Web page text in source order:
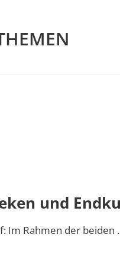
PRESSE
und
Im Rahmen der beiden